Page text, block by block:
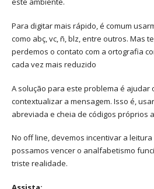
Para digitar mais rápido, é comum
como abç, vc, ñ, blz, entre outros. Mas
perdemos o contato com a ortografia
cada vez mais reduzido
A solução para este problema é ajudar
contextualizar a mensagem. Isso é,
abreviada e cheia de códigos próprios
No off line, devemos incentivar a
possamos vencer o analfabetismo
triste realidade.